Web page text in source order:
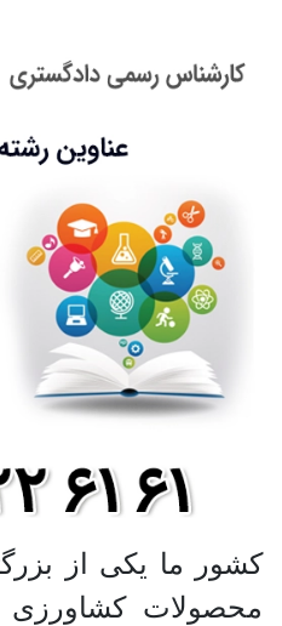
کشور ما یکی از
محصولات